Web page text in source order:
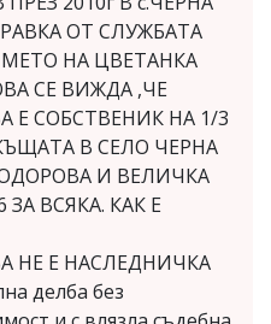
ОТ СЛУЖБАТА
НА ЦВЕТАНКА
СЕ ВИЖДА ,ЧЕ
Е СОБСТВЕНИК НА 1/3
В СЕЛО ЧЕРНА
И ВЕЛИЧКА
ВСЯКА. КАК Е
НЕ Е НАСЛЕДНИЧКА
делба без